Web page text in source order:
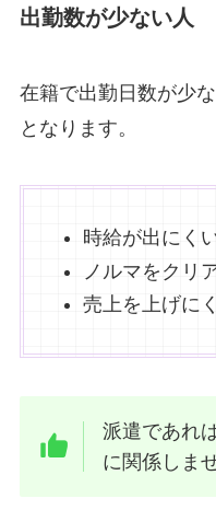
出勤数が少ない人
在籍で出勤日数が少
となります。
時給が出にく
ノルマをクリ
売上を上げに
派遣であれ
に関係しま